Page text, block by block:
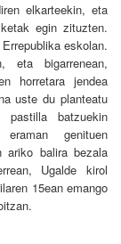
elkarteekin, eta
egin zituzten.
eskolan.
eta bigarrenean,
horretara jendea
uste du planteatu
pastilla batzuekin
genituen
ariko balira bezala
Ugalde kirol
15ean emango